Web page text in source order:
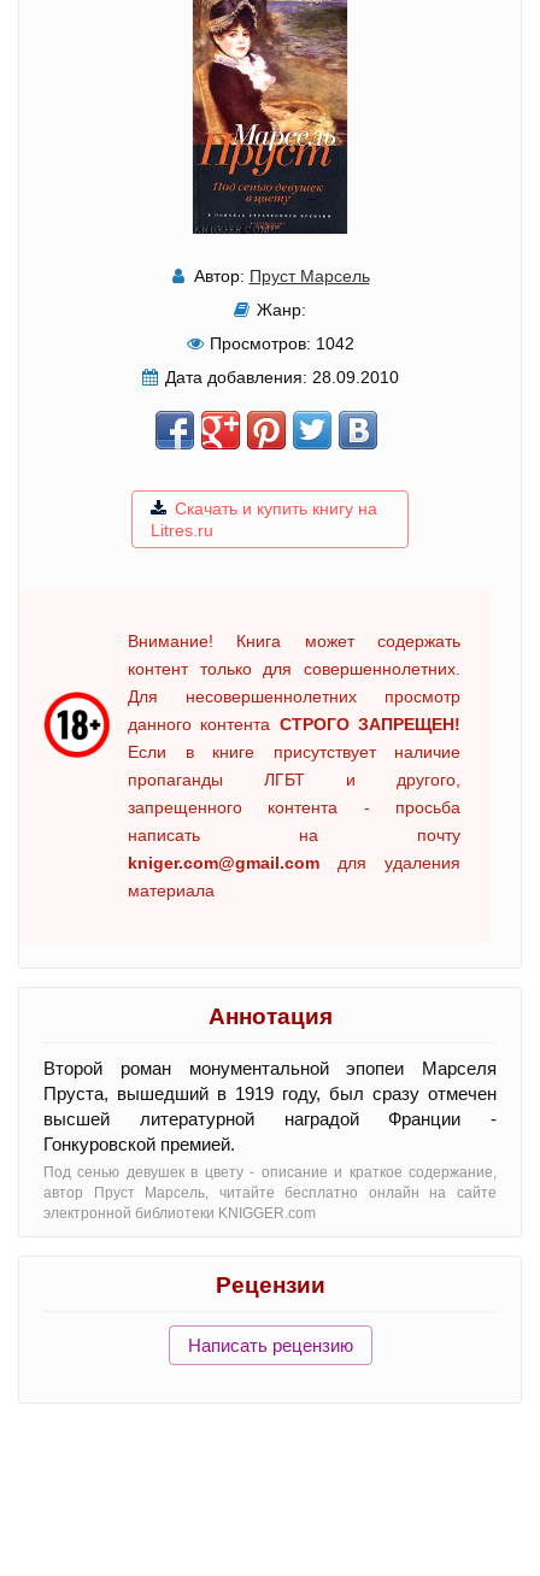
Автор: Пруст Марсель
Жанр:
Просмотров: 1042
Дата добавления: 28.09.2010
Скачать и купить книгу на
Litres.ru
Внимание! Книга может содержать
контент только для совершеннолетних.
Для несовершеннолетних просмотр
данного контента СТРОГО ЗАПРЕЩЕН!
Если в книге присутствует наличие
пропаганды ЛГБТ и другого,
запрещенного контента - просьба
написать на почту
kniger.com@gmail.com для удаления
материала
Аннотация
Второй роман монументальной эпопеи Марселя
Пруста, вышедший в 1919 году, был сразу отмечен
высшей литературной наградой Франции -
Гонкуровской премией.
Под сенью девушек в цвету - oписание и краткое содержание,
автор Пруст Марсель, читайте бесплатно онлайн на сайте
электронной библиотеки KNIGGER.com
Рецензии
Написать рецензию